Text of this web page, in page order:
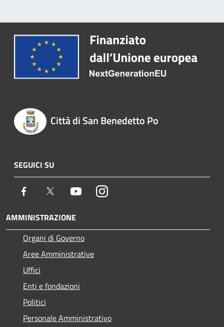
Città di San Benedetto Po
SEGUICI SU
Facebook Twitter YoutubeInstagram
AMMINISTRAZIONE
Organi di Governo
Aree Amministrative
Uffici
Enti e fondazioni
Politici
Personale Amministrativo